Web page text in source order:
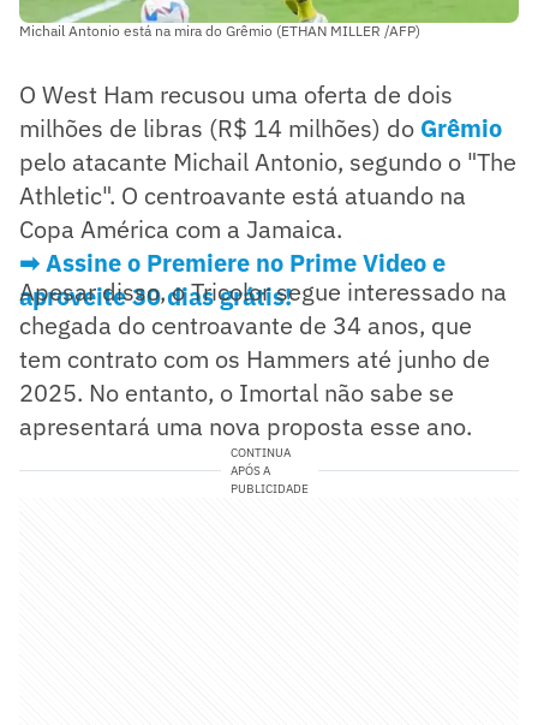
Michail Antonio está na mira do Grêmio (ETHAN MILLER /AFP)
O West Ham recusou uma oferta de dois
milhões de libras (R$ 14 milhões) do Grêmio
pelo atacante Michail Antonio, segundo o "The
Athletic". O centroavante está atuando na
Copa América com a Jamaica.
➡ Assine o Premiere no Prime Video e
aproveite 30 dias grátis!
Apesar disso, o Tricolor segue interessado na
chegada do centroavante de 34 anos, que
tem contrato com os Hammers até junho de
2025. No entanto, o Imortal não sabe se
apresentará uma nova proposta esse ano.
CONTINUA
APÓS A
PUBLICIDADE